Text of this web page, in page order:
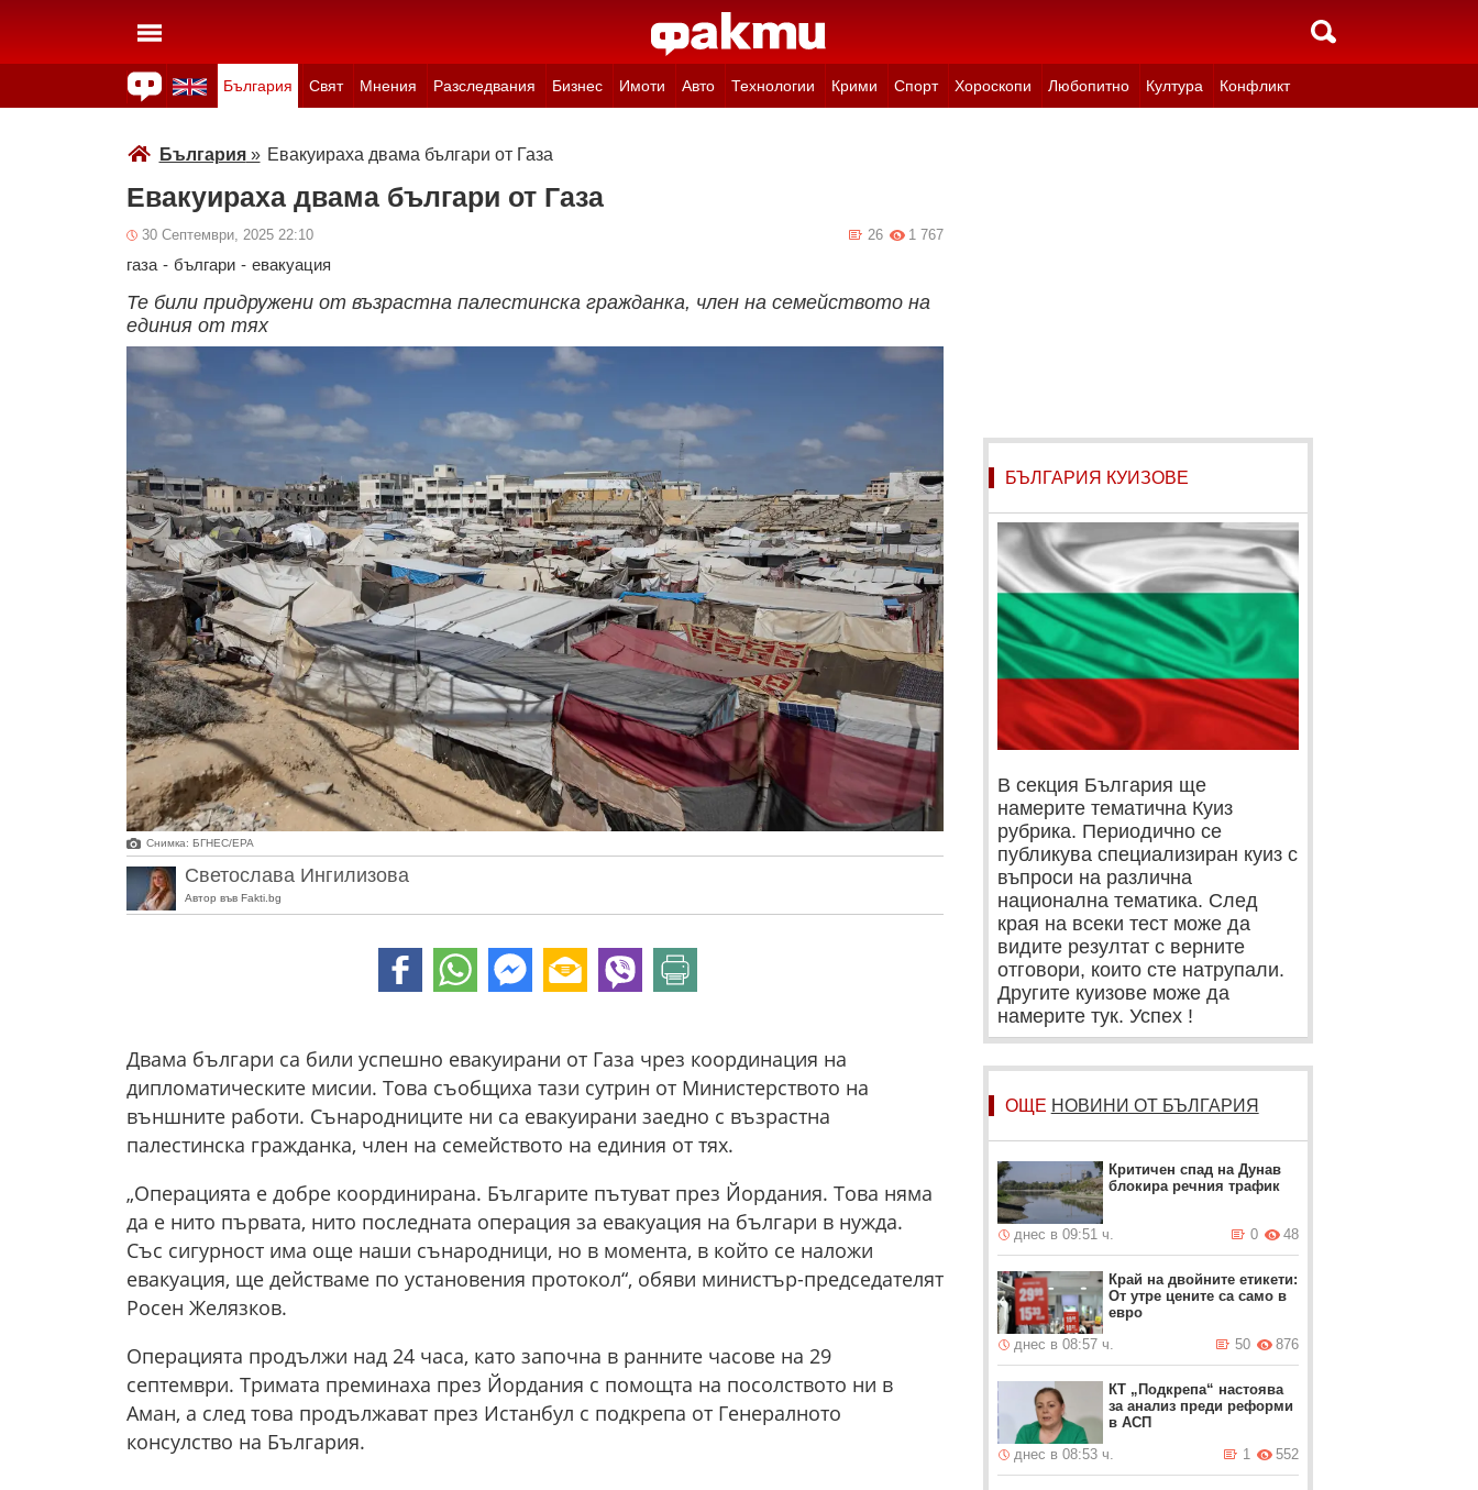
България Свят Мнения Разследвания Бизнес Имоти Авто Технологии Крими Спорт Хороскопи Любопитно Култура Конфликт
България» Евакуираха двама българи от Газа
Евакуираха двама българи от Газа
30 Септември, 2025 22:10 1 767
26
газа - българи - евакуация
Те били придружени от възрастна палестинска гражданка, член на семейството на
единия от тях
Снимка: БГНЕС/ЕРА
Светослава Ингилизова
Автор във Fakti.bg
Двама българи са били успешно евакуирани от Газа чрез координация на
дипломатическите мисии. Това съобщиха тази сутрин от Министерството на
външните работи. Сънародниците ни са евакуирани заедно с възрастна
палестинска гражданка, член на семейството на единия от тях.
„Операцията е добре координирана. Българите пътуват през Йордания. Това няма
да е нито първата, нито последната операция за евакуация на българи в нужда.
Със сигурност има още наши сънародници, но в момента, в който се наложи
евакуация, ще действаме по установения протокол“, обяви министър-председателят
Росен Желязков.
Операцията продължи над 24 часа, като започна в ранните часове на 29
септември. Тримата преминаха през Йордания с помощта на посолството ни в
Аман, а след това продължават през Истанбул с подкрепа от Генералното
консулство на България.
БЪЛГАРИЯ КУИЗОВЕ
В секция България ще
намерите тематична Куиз
рубрика. Периодично се
публикува специализиран куиз с
въпроси на различна
национална тематика. След
края на всеки тест може да
видите резултат с верните
отговори, които сте натрупали.
Другите куизове може да
намерите тук. Успех !
ОЩЕ НОВИНИ ОТ БЪЛГАРИЯ
Критичен спад на Дунав
блокира речния трафик
днес в 09:51 ч. 48
0
Край на двойните етикети:
От утре цените са само в
евро
днес в 08:57 ч.
876
50
КТ „Подкрепа“ настоява
за анализ преди реформи
в АСП
днес в 08:53 ч.
552
1